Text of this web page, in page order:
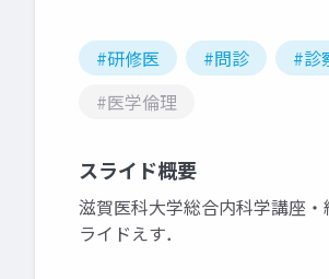
#研修医 #問診 #診
#医学倫理
スライド概要
滋賀医科大学総合内科学講座
ライドえす．